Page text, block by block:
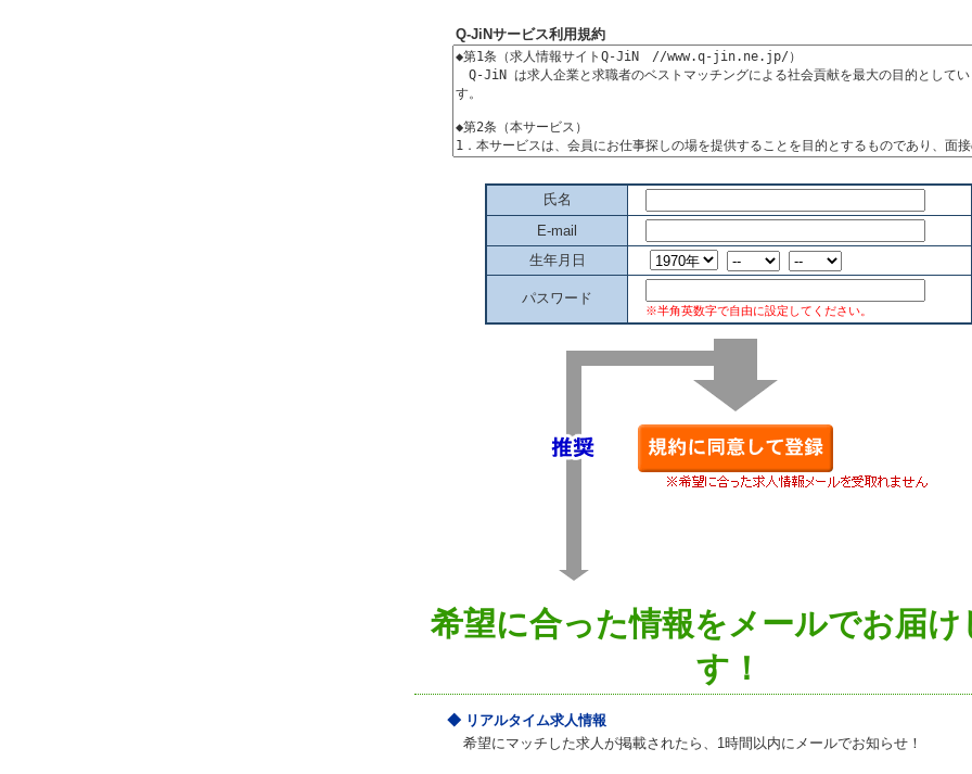
Q-JiNサービス利用規約
氏名
E-mail
生年月日
パスワード
※半角英数字で自由に設定してください。
希望に合った情報をメールでお届け
す！
◆ リアルタイム求人情報
希望にマッチした求人が掲載されたら、1時間以内にメールでお知らせ！